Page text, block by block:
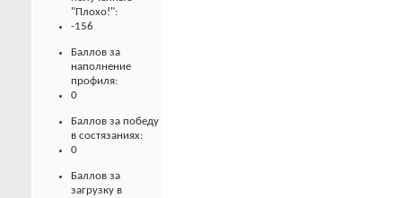
"Плохо!":
-156
Баллов за
наполнение
профиля:
0
Баллов за победу
в состязаниях:
0
Баллов за
загрузку в